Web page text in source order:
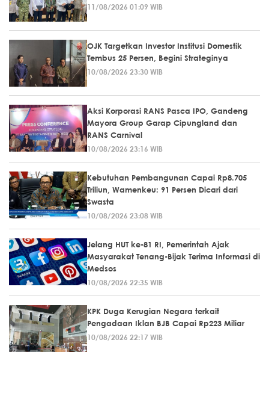
11/08/2026 01:09 WIB
OJK Targetkan Investor Institusi Domestik
Tembus 25 Persen, Begini Strateginya
10/08/2026 23:30 WIB
Aksi Korporasi RANS Pasca IPO, Gandeng
Mayora Group Garap Cipungland dan
RANS Carnival
10/08/2026 23:16 WIB
Kebutuhan Pembangunan Capai Rp8.705
Triliun, Wamenkeu: 91 Persen Dicari dari
Swasta
10/08/2026 23:08 WIB
Jelang HUT ke-81 RI, Pemerintah Ajak
Masyarakat Tenang-Bijak Terima Informasi di
Medsos
10/08/2026 22:35 WIB
KPK Duga Kerugian Negara terkait
Pengadaan Iklan BJB Capai Rp223 Miliar
10/08/2026 22:17 WIB